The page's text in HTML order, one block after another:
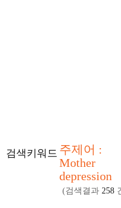
검색키워드 주제어 :
Mother
depression
(검색결과 258